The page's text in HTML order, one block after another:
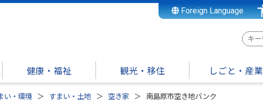
Foreign Language
検
ー
ワ
健康・福祉 観光・移住 しごと・産業
い・環境 すまい・土地 空き家 南島原市空き地バンク